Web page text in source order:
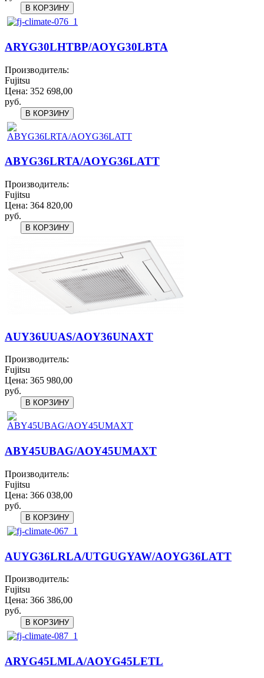
ARYG30LHTBP/AOYG30LBTA
Производитель:
Fujitsu
Цена: 352 698,00
руб.
ABYG36LRTA/AOYG36LATT
Производитель:
Fujitsu
Цена: 364 820,00
руб.
AUY36UUAS/AOY36UNAXT
Производитель:
Fujitsu
Цена: 365 980,00
руб.
ABY45UBAG/AOY45UMAXT
Производитель:
Fujitsu
Цена: 366 038,00
руб.
AUYG36LRLA/UTGUGYAW/AOYG36LATT
Производитель:
Fujitsu
Цена: 366 386,00
руб.
ARYG45LMLA/AOYG45LETL